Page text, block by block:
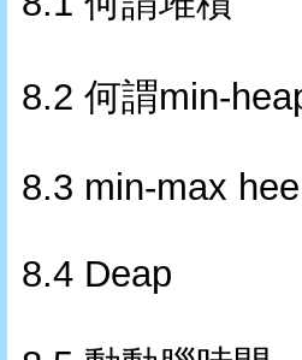
8.2 何謂min-
8.3 min-max
8.4 Deap